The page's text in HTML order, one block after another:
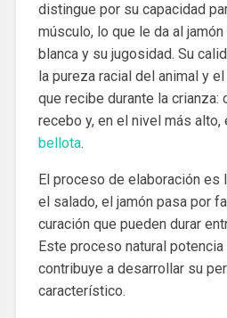
distingue por su capacidad
músculo, lo que le da al
blanca y su jugosidad. Su
la pureza racial del animal y
que recibe durante la crianza:
recebo y, en el nivel más alto,
bellota.
El proceso de elaboración es
el salado, el jamón pasa por
curación que pueden durar
Este proceso natural
contribuye a desarrollar su
característico.